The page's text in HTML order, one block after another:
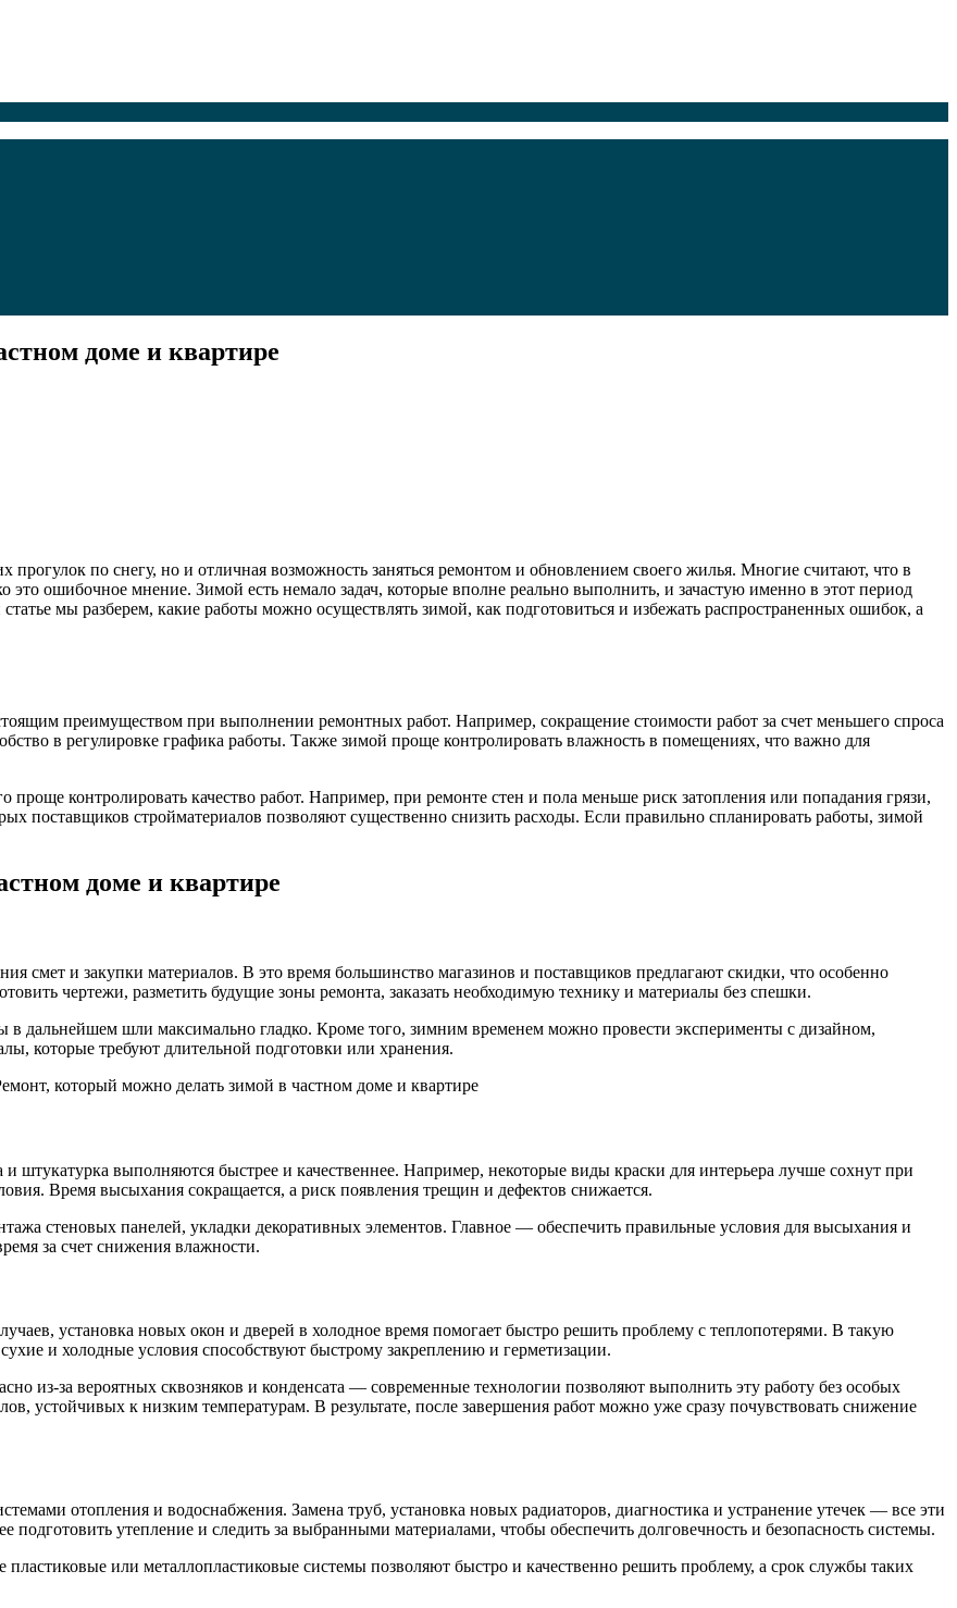
доме и квартире
по снегу, но и отличная возможность заняться ремонтом и обновлением своего жилья. Многие считают, что в
это ошибочное мнение. Зимой есть немало задач, которые вполне реально выполнить, и зачастую именно в этот период
мы разберем, какие работы можно осуществлять зимой, как подготовиться и избежать распространенных ошибок, а
преимуществом при выполнении ремонтных работ. Например, сокращение стоимости работ за счет меньшего спроса
в регулировке графика работы. Также зимой проще контролировать влажность в помещениях, что важно для
контролировать качество работ. Например, при ремонте стен и пола меньше риск затопления или попадания грязи,
поставщиков стройматериалов позволяют существенно снизить расходы. Если правильно спланировать работы, зимой
доме и квартире
смет и закупки материалов. В это время большинство магазинов и поставщиков предлагают скидки, что особенно
чертежи, разметить будущие зоны ремонта, заказать необходимую технику и материалы без спешки.
в дальнейшем шли максимально гладко. Кроме того, зимним временем можно провести эксперименты с дизайном,
которые требуют длительной подготовки или хранения.
штукатурка выполняются быстрее и качественнее. Например, некоторые виды краски для интерьера лучше сохнут при
Время высыхания сокращается, а риск появления трещин и дефектов снижается.
стеновых панелей, укладки декоративных элементов. Главное — обеспечить правильные условия для высыхания и
за счет снижения влажности.
установка новых окон и дверей в холодное время помогает быстро решить проблему с теплопотерями. В такую
и холодные условия способствуют быстрому закреплению и герметизации.
из-за вероятных сквозняков и конденсата — современные технологии позволяют выполнить эту работу без особых
устойчивых к низким температурам. В результате, после завершения работ можно уже сразу почувствовать снижение
отопления и водоснабжения. Замена труб, установка новых радиаторов, диагностика и устранение утечек — все эти
утепление и следить за выбранными материалами, чтобы обеспечить долговечность и безопасность системы.
или металлопластиковые системы позволяют быстро и качественно решить проблему, а срок службы таких